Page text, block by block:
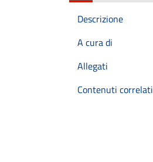
Descrizione
A cura di
Allegati
Contenuti correlati